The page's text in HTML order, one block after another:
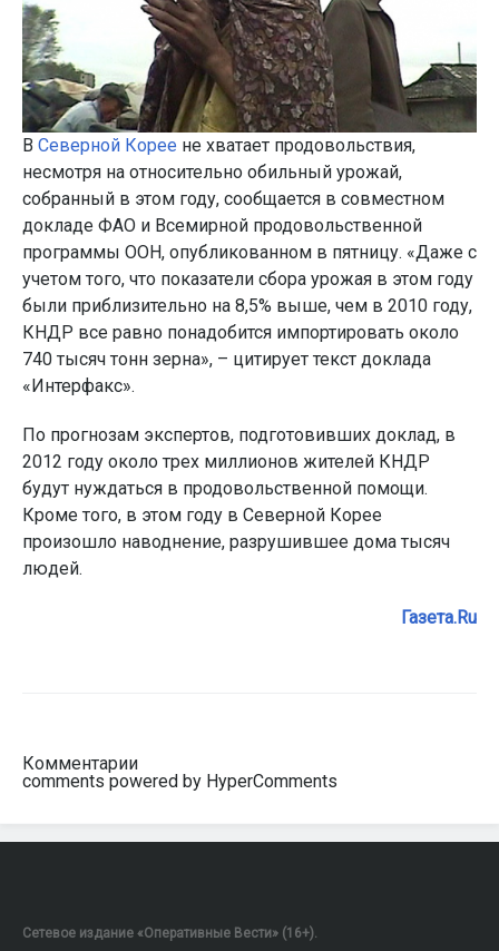
В Северной Корее не хватает продовольствия,
несмотря на относительно обильный урожай,
собранный в этом году, сообщается в совместном
докладе ФАО и Всемирной продовольственной
программы ООН, опубликованном в пятницу. «Даже с
учетом того, что показатели сбора урожая в этом году
были приблизительно на 8,5% выше, чем в 2010 году,
КНДР все равно понадобится импортировать около
740 тысяч тонн зерна», – цитирует текст доклада
«Интерфакс».
По прогнозам экспертов, подготовивших доклад, в
2012 году около трех миллионов жителей КНДР
будут нуждаться в продовольственной помощи.
Кроме того, в этом году в Северной Корее
произошло наводнение, разрушившее дома тысяч
людей.
Газета.Ru
Комментарии
comments powered by HyperComments
Сетевое издание «Оперативные Вести» (16+).